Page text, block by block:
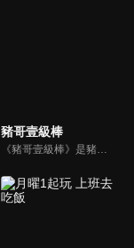
豬哥壹級棒
《豬哥壹級棒》是豬哥亮與苗可麗主持的大型綜藝節目，看秀場天王豬哥亮獨特的豬式詼諧，增添了真性情、真感動，來賓分享自身感人故事，節目笑中帶淚猶如一場真情三溫暖。